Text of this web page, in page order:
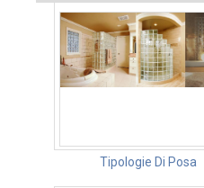
Tipologie Di Posa